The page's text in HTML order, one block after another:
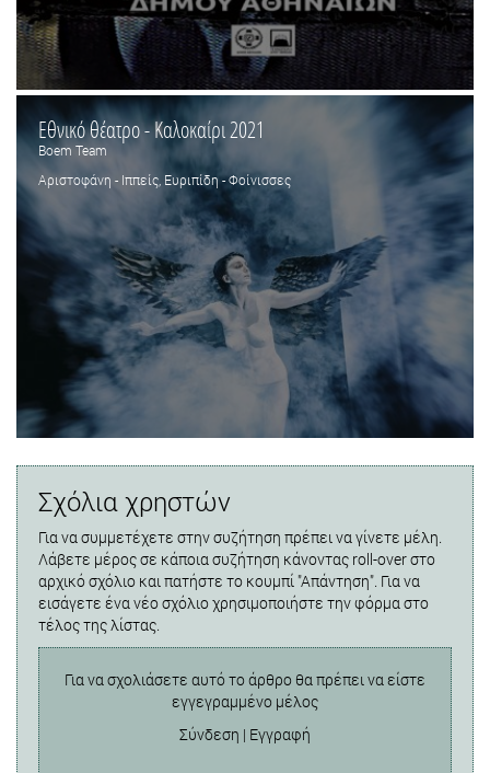
Εθνικό θέατρο - Καλοκαίρι 2021
Boem Team
Αριστοφάνη - Ιππείς, Ευριπίδη - Φοίνισσες
Σχόλια χρηστών
Για να συμμετέχετε στην συζήτηση πρέπει να γίνετε μέλη.
Λάβετε μέρος σε κάποια συζήτηση κάνοντας roll-over στο
αρχικό σχόλιο και πατήστε το κουμπί "Απάντηση". Για να
εισάγετε ένα νέο σχόλιο χρησιμοποιήστε την φόρμα στο
τέλος της λίστας.
Για να σχολιάσετε αυτό το άρθρο θα πρέπει να είστε
εγγεγραμμένο μέλος
Σύνδεση | Εγγραφή